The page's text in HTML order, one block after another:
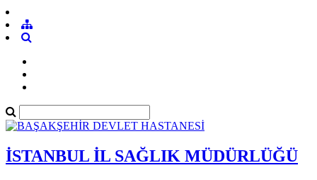
İSTANBUL İL SAĞLIK MÜDÜRLÜĞÜ